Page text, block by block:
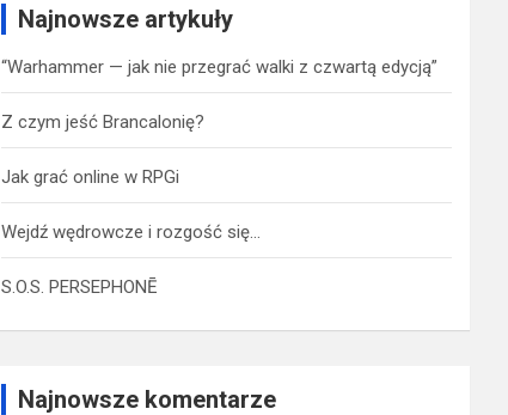
Najnowsze artykuły
“Warhammer — jak nie przegrać walki z czwartą edycją”
Z czym jeść Brancalonię?
Jak grać online w RPGi
Wejdź wędrowcze i rozgość się…
S.O.S. PERSEPHONĒ
Najnowsze komentarze